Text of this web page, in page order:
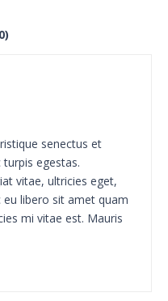
senectus et
egestas.
vitae, ultricies eget,
libero sit amet quam
mi vitae est. Mauris